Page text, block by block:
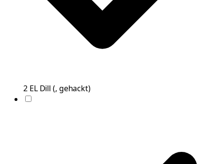
2 EL Dill (, gehackt)